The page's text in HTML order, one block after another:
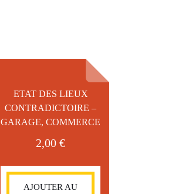
ETAT DES LIEUX
CONTRADICTOIRE –
GARAGE, COMMERCE
2,00 €
AJOUTER AU